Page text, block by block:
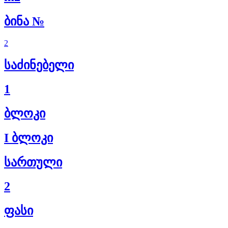
ბინა №
2
საძინებელი
1
ბლოკი
I ბლოკი
სართული
2
ფასი